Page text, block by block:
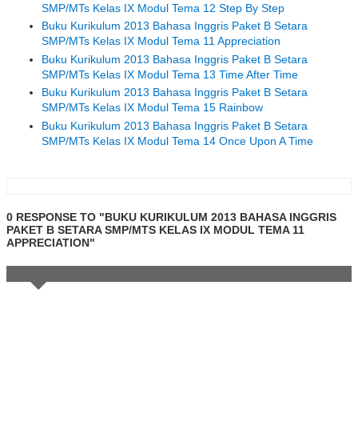
SMP/MTs Kelas IX Modul Tema 12 Step By Step
Buku Kurikulum 2013 Bahasa Inggris Paket B Setara
SMP/MTs Kelas IX Modul Tema 11 Appreciation
Buku Kurikulum 2013 Bahasa Inggris Paket B Setara
SMP/MTs Kelas IX Modul Tema 13 Time After Time
Buku Kurikulum 2013 Bahasa Inggris Paket B Setara
SMP/MTs Kelas IX Modul Tema 15 Rainbow
Buku Kurikulum 2013 Bahasa Inggris Paket B Setara
SMP/MTs Kelas IX Modul Tema 14 Once Upon A Time
0 RESPONSE TO "BUKU KURIKULUM 2013 BAHASA INGGRIS
PAKET B SETARA SMP/MTS KELAS IX MODUL TEMA 11
APPRECIATION"